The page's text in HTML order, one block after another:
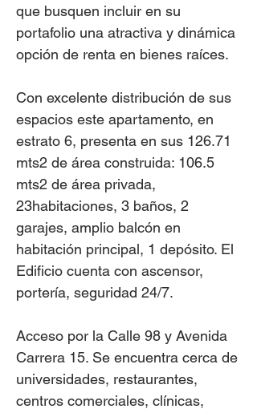
que busquen incluir en su
portafolio una atractiva y dinámica
opción de renta en bienes raíces.
Con excelente distribución de sus
espacios este apartamento, en
estrato 6, presenta en sus 126.71
mts2 de área construida: 106.5
mts2 de área privada,
23habitaciones, 3 baños, 2
garajes, amplio balcón en
habitación principal, 1 depósito. El
Edificio cuenta con ascensor,
portería, seguridad 24/7.
Acceso por la Calle 98 y Avenida
Carrera 15. Se encuentra cerca de
universidades, restaurantes,
centros comerciales, clínicas,